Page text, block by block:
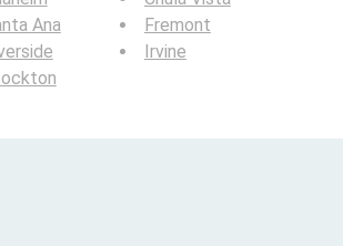
Ana
Fremont
Irvine